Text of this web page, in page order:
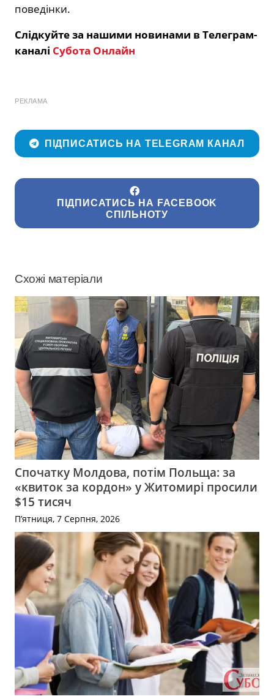
поведінки.
Слідкуйте за нашими новинами в Телеграм-
каналі Субота Онлайн
РЕКЛАМА
ПІДПИСАТИСЬ НА TELEGRAM КАНАЛ
ПІДПИСАТИСЬ НА FACEBOOK
СПІЛЬНОТУ
Схожі матеріали
Спочатку Молдова, потім Польща: за
«квиток за кордон» у Житомирі просили
$15 тисяч
П’ятниця, 7 Серпня, 2026